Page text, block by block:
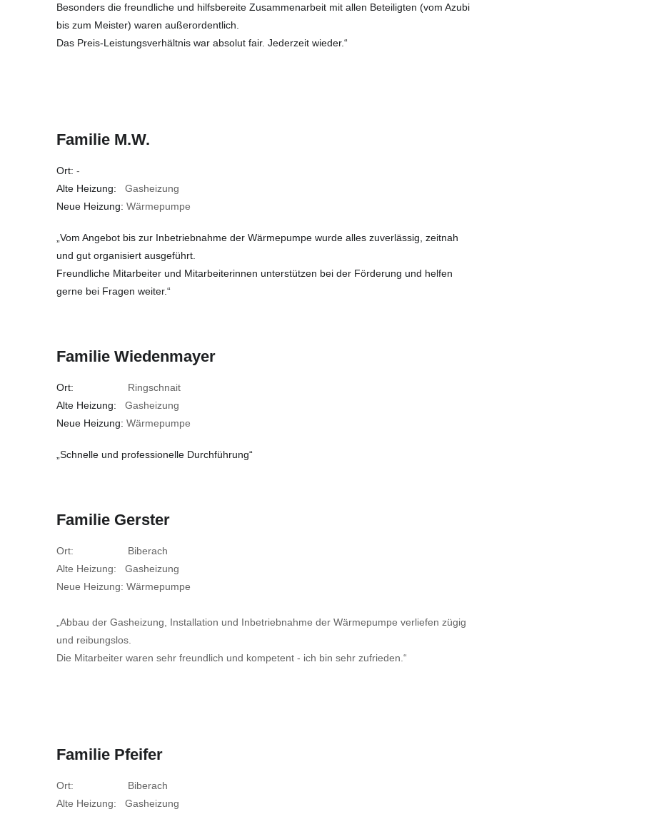
Besonders die freundliche und hilfsbereite Zusammenarbeit mit allen Beteiligten (vom Azubi
bis zum Meister) waren außerordentlich.
Das Preis-Leistungsverhältnis war absolut fair. Jederzeit wieder.“
Familie M.W.
Ort: -
Alte Heizung: Gasheizung
Neue Heizung: Wärmepumpe
„Vom Angebot bis zur Inbetriebnahme der Wärmepumpe wurde alles zuverlässig, zeitnah
und gut organisiert ausgeführt.
Freundliche Mitarbeiter und Mitarbeiterinnen unterstützen bei der Förderung und helfen
gerne bei Fragen weiter.“
Familie Wiedenmayer
Ort: Ringschnait
Alte Heizung: Gasheizung
Neue Heizung: Wärmepumpe
„Schnelle und professionelle Durchführung“
Familie Gerster
Ort: Biberach
Alte Heizung: Gasheizung
Neue Heizung: Wärmepumpe
„Abbau der Gasheizung, Installation und Inbetriebnahme der Wärmepumpe verliefen zügig
und reibungslos.
Die Mitarbeiter waren sehr freundlich und kompetent - ich bin sehr zufrieden.“
Familie Pfeifer
Ort: Biberach
Alte Heizung: Gasheizung